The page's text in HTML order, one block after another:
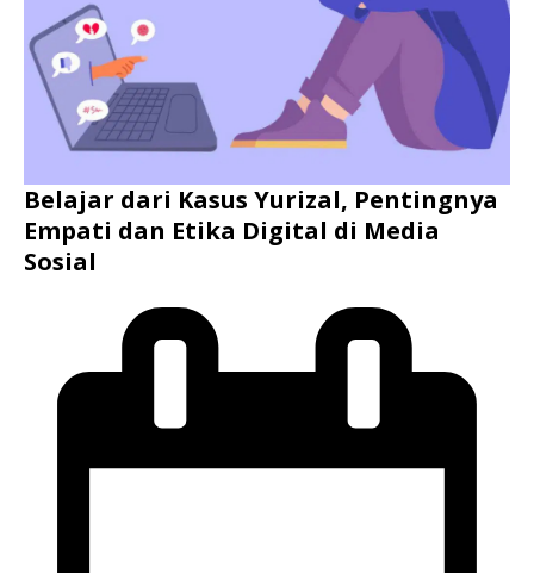
Belajar dari Kasus Yurizal, Pentingnya
Empati dan Etika Digital di Media
Sosial